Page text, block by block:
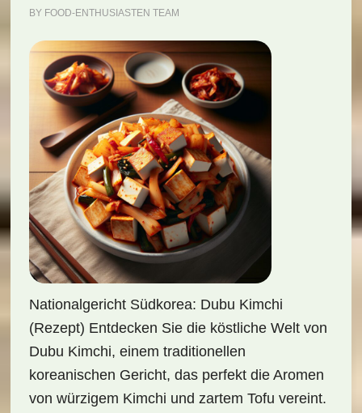
BY FOOD-ENTHUSIASTEN TEAM
Nationalgericht Südkorea: Dubu Kimchi
(Rezept) Entdecken Sie die köstliche Welt von
Dubu Kimchi, einem traditionellen
koreanischen Gericht, das perfekt die Aromen
von würzigem Kimchi und zartem Tofu vereint.